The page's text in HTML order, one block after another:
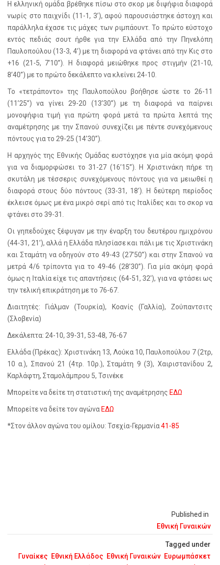
Published in
Εθνική Γυναικών
Tagged under
Γυναίκες Εθνική Ελλάδος Εθνική Γυναικών Ευρωμπάσκετ
Η ελληνική ομάδα βρέθηκε πίσω στο σκορ με διψήφια διαφορά
νωρίς στο παιχνίδι (11-1, 3’), αφού παρουσιάστηκε άστοχη και
παράλληλα έχασε τις μάχες των ριμπάουντ. Το πρώτο εύστοχο
εντός πεδιάς σουτ ήρθε για την Ελλάδα από την Πηνελόπη
Παυλοπούλου (13-3, 4’) με τη διαφορά να φτάνει από την Κις στο
+16 (21-5, 7’10’’). Η διαφορά μειώθηκε προς στιγμήν (21-10,
8’40’’) με το πρώτο δεκάλεπτο να κλείνει 24-10.
Το «τετράποντο» της Παυλοπούλου βοήθησε ώστε το 26-11
(11’25’’) να γίνει 29-20 (13’30’’) με τη διαφορά να παίρνει
μονοψήφια τιμή για πρώτη φορά μετά τα πρώτα λεπτά της
αναμέτρησης με την Σπανού συνεχίζει με πέντε συνεχόμενους
πόντους για το 29-25 (14’30’’).
Η αρχηγός της Εθνικής Ομάδας ευστόχησε για μία ακόμη φορά
για να διαμορφώσει το 31-27 (16’15’’). Η Χριστινάκη πήρε τη
σκυτάλη με τέσσερις συνεχόμενους πόντους για να μειωθεί η
διαφορά στους δύο πόντους (33-31, 18’). Η δεύτερη περίοδος
έκλεισε όμως με ένα μικρό σερί από τις Ιταλίδες και το σκορ να
φτάνει στο 39-31.
Οι γηπεδούχες ξέφυγαν με την έναρξη του δευτέρου ημιχρόνου
(44-31, 21’), αλλά η Ελλάδα πλησίασε και πάλι με τις Χριστινάκη
και Σταμάτη να οδηγούν στο 49-43 (27’50’’) και στην Σπανού να
μετρά 4/6 τρίποντα για το 49-46 (28’30”). Για μία ακόμη φορά
όμως η Ιταλία είχε τις απαντήσεις (64-51, 32′), για να φτάσει ως
την τελική επικράτηση με το 76-67.
Διαιτητές: Γιάλμαν (Τουρκία), Κοανίς (Γαλλία), Ζούπαντσιτς
(Σλοβενία)
Δεκάλεπτα: 24-10, 39-31, 53-48, 76-67
Ελλάδα (Πρέκας): Χριστινάκη 13, Λούκα 10, Παυλοπούλου 7 (2τρ,
10 α.), Σπανού 21 (4τρ. 10ρ.), Σταμάτη 9 (3), Χαιριστανίδου 2,
Καρλάφτη, Σταμολάμπρου 5, Τσινέκε
Μπορείτε να δείτε τη στατιστική της αναμέτρησης ΕΔΩ
Μπορείτε να δείτε τον αγώνα ΕΔΩ
*Στον άλλον αγώνα του ομίλου: Τσεχία-Γερμανία41-85